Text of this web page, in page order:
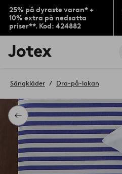
25% på dyraste varan* +
10% extra på nedsatta
priser**. Kod: 424882
Jotex
logotyp
till
Tillbaka
Sängkläder Dra-på-lakan